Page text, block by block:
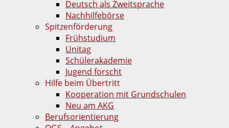
Deutsch als Zweitsprache
Nachhilfebörse
Spitzenförderung
Frühstudium
Unitag
Schülerakademie
Jugend forscht
Hilfe beim Übertritt
Kooperation mit Grundschulen
Neu am AKG
Berufsorientierung